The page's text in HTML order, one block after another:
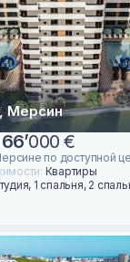
Мерсин
66’000 €
по доступной
Квартиры
1 спальня, 2